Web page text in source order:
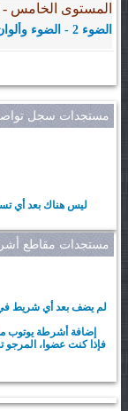
المستوى الخامس -
الضوء 2 - الضوء وألوان الأجسام
مستجدات سجل
ليس هناك بعد أي
مستجدات مقاطع
لم يضف بعد أي شريط
إضافة أشرطة يوتوب
فإذا كنت عضوا،